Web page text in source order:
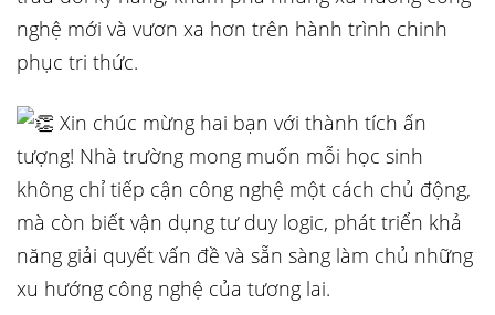
nghệ mới và vươn xa hơn trên hành trình chinh
phục tri thức.
Xin chúc mừng hai bạn với thành tích ấn
tượng! Nhà trường mong muốn mỗi học sinh
không chỉ tiếp cận công nghệ một cách chủ động,
mà còn biết vận dụng tư duy logic, phát triển khả
năng giải quyết vấn đề và sẵn sàng làm chủ những
xu hướng công nghệ của tương lai.